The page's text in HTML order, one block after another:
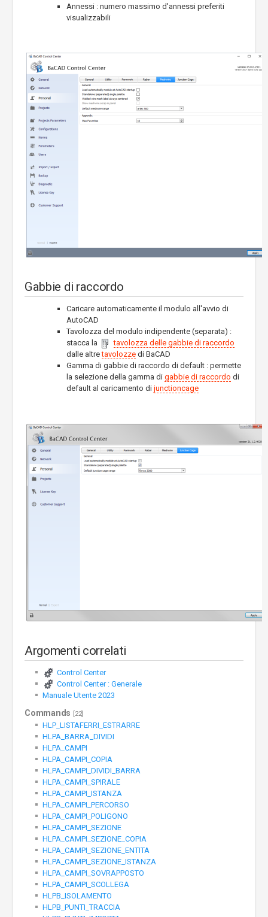
Annessi : numero massimo d'annessi preferiti
visualizzabili
Gabbie di raccordo
Caricare automaticamente il modulo all'avvio di
AutoCAD
Tavolozza del modulo indipendente (separata) :
stacca la
tavolozza delle gabbie di raccordo
dalle altretavolozze di BaCAD
Gamma di gabbie di raccordo di default : permette
la selezione della gamma di gabbie di raccordo di
default al caricamento di junctioncage
Argomenti correlati
Control Center
Control Center : Generale
Manuale Utente 2023
Commands [22]
HLP_LISTAFERRI_ESTRARRE
HLPA_BARRA_DIVIDI
HLPA_CAMPI
HLPA_CAMPI_COPIA
HLPA_CAMPI_DIVIDI_BARRA
HLPA_CAMPI_SPIRALE
HLPA_CAMPI_ISTANZA
HLPA_CAMPI_PERCORSO
HLPA_CAMPI_POLIGONO
HLPA_CAMPI_SEZIONE
HLPA_CAMPI_SEZIONE_COPIA
HLPA_CAMPI_SEZIONE_ENTITA
HLPA_CAMPI_SEZIONE_ISTANZA
HLPA_CAMPI_SOVRAPPOSTO
HLPA_CAMPI_SCOLLEGA
HLPB_ISOLAMENTO
HLPB_PUNTI_TRACCIA